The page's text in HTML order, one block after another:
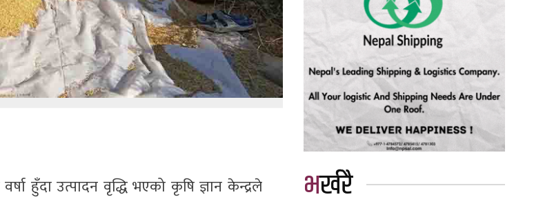
हुँदा उत्पादन वृद्धि भएको कृषि ज्ञान केन्द्रले
भर्खरै